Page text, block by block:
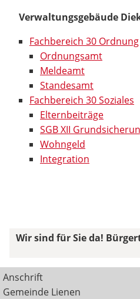
Verwaltungsgebäude
Fachbereich 30 Ordnung
Ordnungsamt
Meldeamt
Standesamt
Fachbereich 30 Soziales
Elternbeiträge
SGB XII
Wohngeld
Integration
Wir sind für Sie da!
Anschrift
Gemeinde Lienen